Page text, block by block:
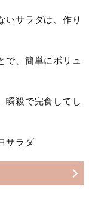
いサラダは、作り
で、簡単にボリュ
瞬殺で完食してし
サラダ